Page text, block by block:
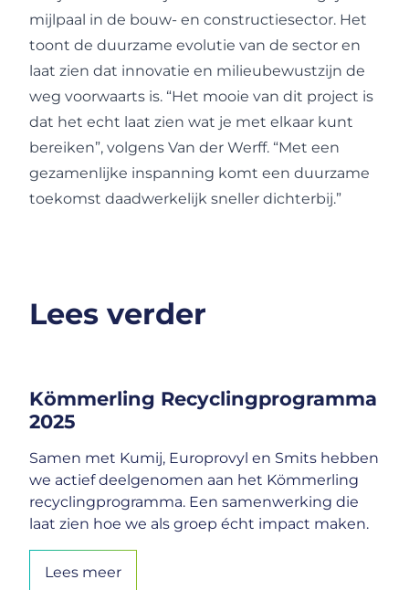
mijlpaal in de bouw- en constructiesector. Het
toont de duurzame evolutie van de sector en
laat zien dat innovatie en milieubewustzijn de
weg voorwaarts is. “Het mooie van dit project is
dat het echt laat zien wat je met elkaar kunt
bereiken”, volgens Van der Werff. “Met een
gezamenlijke inspanning komt een duurzame
toekomst daadwerkelijk sneller dichterbij.”
Lees verder
Kömmerling Recyclingprogramma
2025
Samen met Kumij, Europrovyl en Smits hebben
we actief deelgenomen aan het Kömmerling
recyclingprogramma. Een samenwerking die
laat zien hoe we als groep écht impact maken.
Lees meer